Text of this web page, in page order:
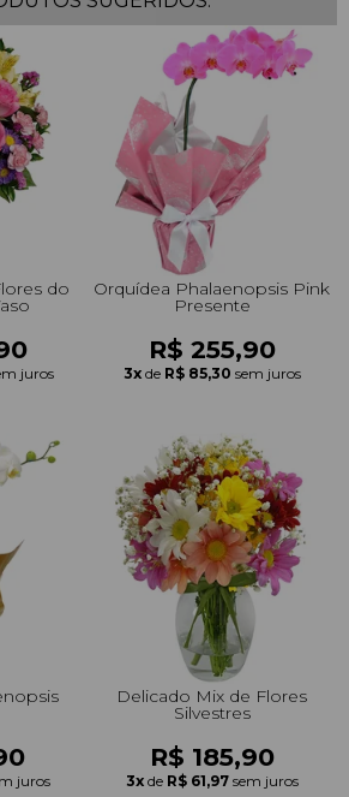
Flores
Ocasião
Família
Todos
do
juros
Orquídea Phalaenopsis Pink
Presente
R$ 255,90
3x de R$ 85,30 sem juros
juros
Delicado Mix de Flores
Silvestres
R$ 185,90
3x de R$ 61,97 sem juros